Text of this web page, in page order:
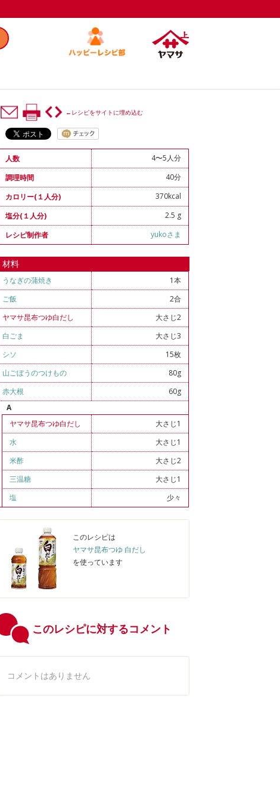
←レシピをサイトに埋め込む
人数
4〜5人分
調理時間
40分
カロリー(１人分)
370kcal
塩分(１人分)
2.5 g
レシピ制作者
yukoさま
材料
うなぎの蒲焼き
1本
ご飯
2合
ヤマサ昆布つゆ白だし
大さじ2
白ごま
大さじ3
シソ
15枚
山ごぼうのつけもの
80g
赤大根
60g
A
ヤマサ昆布つゆ白だし
大さじ1
水
大さじ1
米酢
大さじ2
三温糖
大さじ1
塩
少々
このレシピは
ヤマサ昆布つゆ 白だし
を使っています
このレシピに対するコメント
コメントはありません